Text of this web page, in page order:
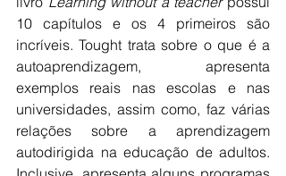
10 capítulos e os 4 primeiros são
incríveis. Tought trata sobre o que é a
autoaprendizagem, apresenta
exemplos reais nas escolas e nas
universidades, assim como, faz várias
relações sobre a aprendizagem
autodirigida na educação de adultos.